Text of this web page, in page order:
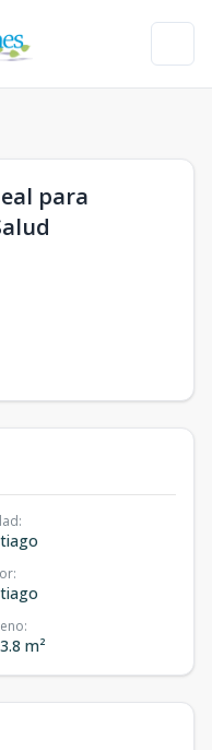
para
:
:
:
m²